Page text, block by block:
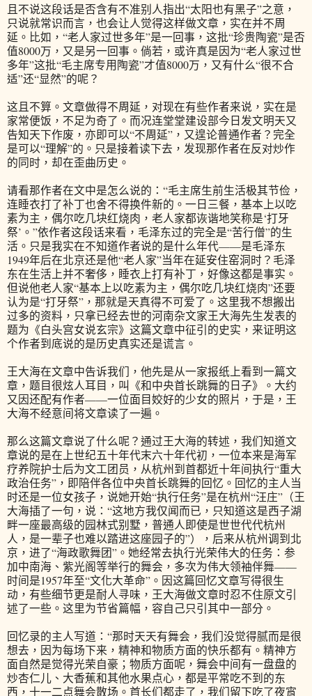
且不说这段话是否含有不准别人指出“太阳也有黑子”之意，
只说就常识而言，也会让人觉得这样做文章，实在并不周
延。比如，“老人家过世多年”是一回事，这批“珍贵陶瓷”是否
值8000万，又是另一回事。倘若，或许真是因为“老人家过世
多年”这批“毛主席专用陶瓷”才值8000万，又有什么“很不合
适”还“显然”的呢？
这且不算。文章做得不周延，对现在有些作者来说，实在是
家常便饭，不足为奇了。而况连堂堂建设部今日发文明天又
告知天下作废，亦即可以“不周延”，又遑论普通作者？完全
是可以“理解”的。只是接着读下去，发现那作者在反对炒作
的同时，却在歪曲历史。
请看那作者在文中是怎么说的：“毛主席生前生活极其节俭，
连睡衣打了补丁也舍不得换件新的。一日三餐，基本上以吃
素为主，偶尔吃几块红烧肉，老人家都诙谐地笑称是‘打牙
祭’。”依作者这段话来看，毛泽东过的完全是“苦行僧”的生
活。只是我实在不知道作者说的是什么年代——是毛泽东
1949年后在北京还是他“老人家”当年在延安住窑洞时？毛泽
东在生活上并不奢侈，睡衣上打有补丁，好像这都是事实。
但说他老人家“基本上以吃素为主，偶尔吃几块红烧肉”还要
认为是“打牙祭”，那就是天真得不可爱了。这里我不想搬出
过多的资料，只拿已经去世的河南杂文家王大海先生发表的
题为《白头宫女说玄宗》这篇文章中征引的史实，来证明这
个作者到底说的是历史真实还是谎言。
王大海在文章中告诉我们，他先是从一家报纸上看到一篇文
章，题目很炫人耳目，叫《和中央首长跳舞的日子》。大约
又因还配有作者——一位面目姣好的少女的照片，于是，王
大海不经意间将文章读了一遍。
那么这篇文章说了什么呢？通过王大海的转述，我们知道文
章说的是在上世纪五十年代末六十年代初，一位本来是海军
疗养院护士后为文工团员，从杭州到首都近十年间执行“重大
政治任务”，即陪伴各位中央首长跳舞的回忆。回忆的主人当
时还是一位女孩子，说她开始“执行任务”是在杭州“汪庄”（王
大海插了一句，说：“这地方我仅闻而已，只知道这是西子湖
畔一座最高级的园林式别墅，普通人即使是世世代代杭州
人，是一辈子也难以踏进这座园子的”），后来从杭州调到北
京，进了“海政歌舞团”。她经常去执行光荣伟大的任务：参
加中南海、紫光阁等举行的舞会，多次为伟大领袖伴舞——
时间是1957年至“文化大革命”。因这篇回忆文章写得很生
动，有些细节更是耐人寻味，王大海做文章时忍不住原文引
述了一些。这里为节省篇幅，容自己只引其中一部分。
回忆录的主人写道：“那时天天有舞会，我们没觉得腻而是很
想去，因为每场下来，精神和物质方面的快乐都有。精神方
面自然是觉得光荣自豪；物质方面呢，舞会中间有一盘盘的
炒杏仁儿、大香蕉和其他水果点心，都是平常吃不到的东
西，十一二点舞会散场。首长们都走了，我们留下吃了夜宵